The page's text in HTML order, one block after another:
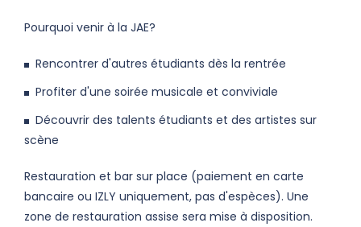
Pourquoi venir à la JAE?
Rencontrer d'autres étudiants dès la rentrée
Profiter d'une soirée musicale et conviviale
Découvrir des talents étudiants et des artistes sur
scène
Restauration et bar sur place (paiement en carte
bancaire ou IZLY uniquement, pas d'espèces). Une
zone de restauration assise sera mise à disposition.